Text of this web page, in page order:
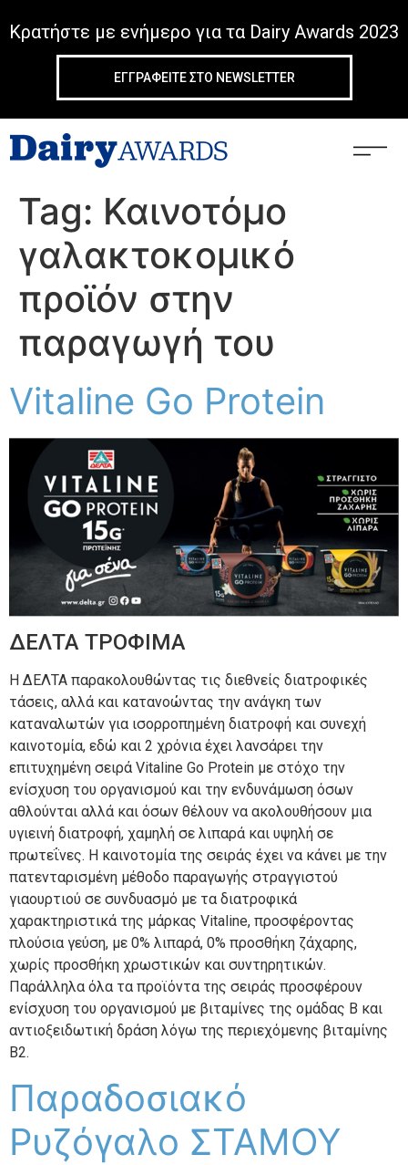
Κρατήστε με ενήμερο για τα Dairy Awards 2023
ΕΓΓΡΑΦΕIΤΕ ΣΤΟ NEWSLETTER
Tag: Καινοτόμο
γαλακτοκομικό
προϊόν στην
παραγωγή του
Vitaline Go Protein
ΔΕΛΤΑ ΤΡΟΦΙΜΑ
Η ΔΕΛΤΑ παρακολουθώντας τις διεθνείς διατροφικές
τάσεις, αλλά και κατανοώντας την ανάγκη των
καταναλωτών για ισορροπημένη διατροφή και συνεχή
καινοτομία, εδώ και 2 χρόνια έχει λανσάρει την
επιτυχημένη σειρά Vitaline Go Protein με στόχο την
ενίσχυση του οργανισμού και την ενδυνάμωση όσων
αθλούνται αλλά και όσων θέλουν να ακολουθήσουν μια
υγιεινή διατροφή, χαμηλή σε λιπαρά και υψηλή σε
πρωτεΐνες. Η καινοτομία της σειράς έχει να κάνει με την
πατενταρισμένη μέθοδο παραγωγής στραγγιστού
γιαουρτιού σε συνδυασμό με τα διατροφικά
χαρακτηριστικά της μάρκας Vitaline, προσφέροντας
πλούσια γεύση, με 0% λιπαρά, 0% προσθήκη ζάχαρης,
χωρίς προσθήκη χρωστικών και συντηρητικών.
Παράλληλα όλα τα προϊόντα της σειράς προσφέρουν
ενίσχυση του οργανισμού με βιταμίνες της ομάδας Β και
αντιοξειδωτική δράση λόγω της περιεχόμενης βιταμίνης
Β2.
Παραδοσιακό
Ρυζόγαλο ΣΤΑΜΟΥ